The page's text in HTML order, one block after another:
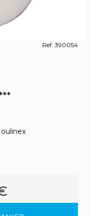
Ref. 390054